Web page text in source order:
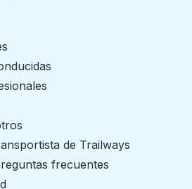
de Trailways
frecuentes